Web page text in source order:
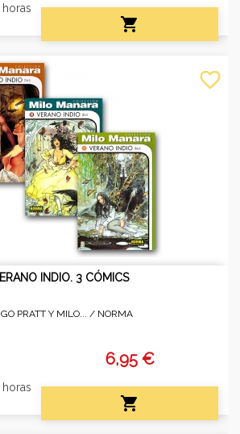

INDIO. 3 CÓMICS
PRATT Y MILO... / NORMA
6,95 €

favorite_border